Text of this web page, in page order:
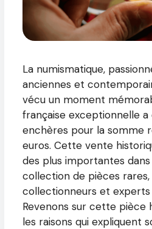
La numismatique,
anciennes et
vécu un moment
française exceptionnelle a
enchères pour la
euros. Cette vente
des plus importantes
collection de pièces
collectionneurs et
Revenons sur cette pièce
les raisons qui expliquent